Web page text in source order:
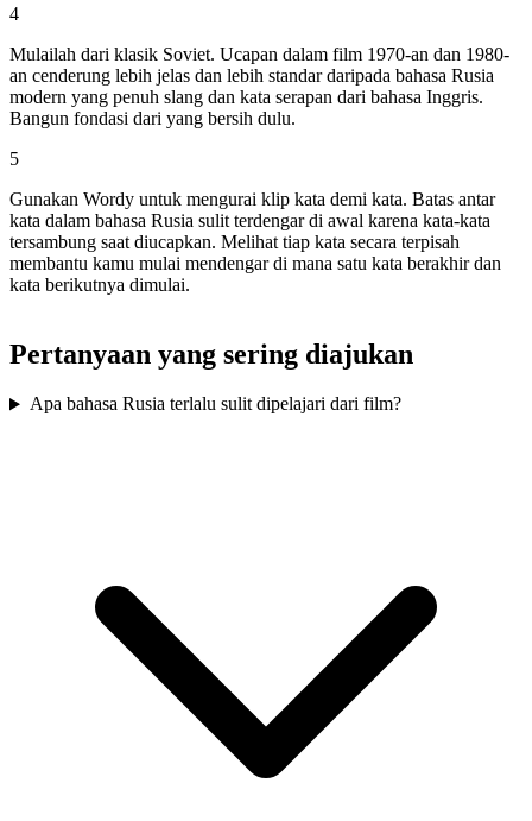
4
Mulailah dari klasik Soviet. Ucapan dalam film 1970-an dan 1980-
an cenderung lebih jelas dan lebih standar daripada bahasa Rusia
modern yang penuh slang dan kata serapan dari bahasa Inggris.
Bangun fondasi dari yang bersih dulu.
5
Gunakan Wordy untuk mengurai klip kata demi kata. Batas antar
kata dalam bahasa Rusia sulit terdengar di awal karena kata-kata
tersambung saat diucapkan. Melihat tiap kata secara terpisah
membantu kamu mulai mendengar di mana satu kata berakhir dan
kata berikutnya dimulai.
Pertanyaan yang sering diajukan
Apa bahasa Rusia terlalu sulit dipelajari dari film?